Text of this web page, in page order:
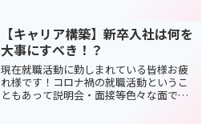
業界は正直学生には完全に閉ざされてい
る世界...
【キャリア構築】新卒入社は何を
大事にすべき！？
現在就職活動に勤しまれている皆様お疲
れ様です！コロナ禍の就職活動というこ
ともあって説明会・面接等色々な面で違